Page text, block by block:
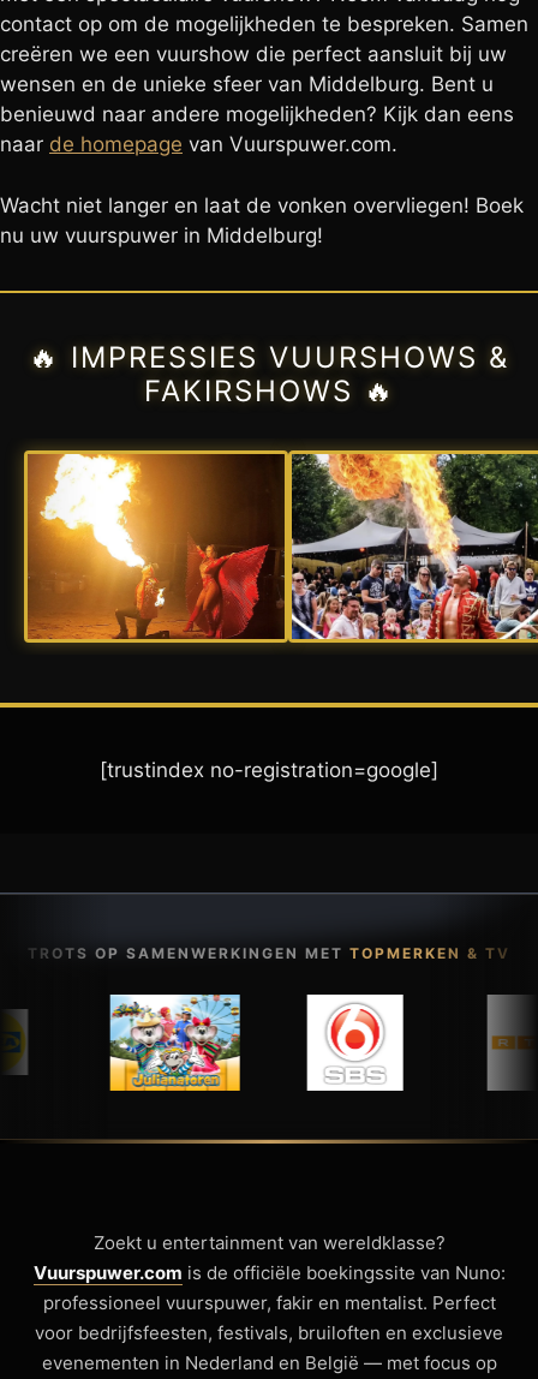
contact op om de mogelijkheden te bespreken. Samen
creëren we een vuurshow die perfect aansluit bij uw
wensen en de unieke sfeer van Middelburg. Bent u
benieuwd naar andere mogelijkheden? Kijk dan eens
naar de homepage van Vuurspuwer.com.
Wacht niet langer en laat de vonken overvliegen! Boek
nu uw vuurspuwer in Middelburg!
🔥 IMPRESSIES VUURSHOWS &
FAKIRSHOWS 🔥
[trustindex no-registration=google]
TROTS OP SAMENWERKINGEN MET TOPMERKEN & TV
Zoekt u entertainment van wereldklasse?
Vuurspuwer.com is de officiële boekingssite van Nuno:
professioneel vuurspuwer, fakir en mentalist. Perfect
voor bedrijfsfeesten, festivals, bruiloften en exclusieve
evenementen in Nederland en België — met focus op